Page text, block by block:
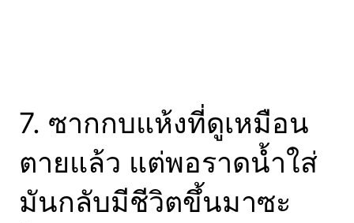
7. ซากกบแห้งที่ดูเหมือน
ตายแล้ว แต่พอราดน้ำใส่
มันกลับมีชีวิตขึ้นมาซะ